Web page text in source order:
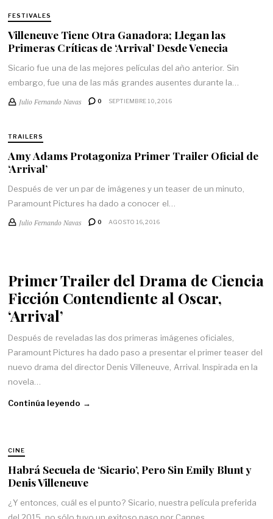
FESTIVALES
Villeneuve Tiene Otra Ganadora; Llegan las
Primeras Críticas de ‘Arrival’ Desde Venecia
Sicario fue una de las mejores películas del año anterior. Sin
embargo, fue una de las más grandes ausentes durante la…
Julio Fernando Navas 0 SEPTIEMBRE 10, 2016
TRAILERS
Amy Adams Protagoniza Primer Trailer Oficial de
‘Arrival’
Después de ver un par de imágenes y un teaser de un minuto,
Paramount Pictures ha dado a conocer el…
Julio Fernando Navas 0 AGOSTO 16, 2016
Primer Trailer del Drama de Ciencia
Ficción Contendiente al Oscar,
‘Arrival’
Después de reveladas las dos primeras imágenes oficiales,
Paramount Pictures ha dado paso a presentar el primer teaser del
nuevo drama del director Denis Villeneuve, Arrival. Inspirada en la
novela…
Continúa leyendo →
CINE
Habrá Secuela de ‘Sicario’, Pero Sin Emily Blunt y
Denis Villeneuve
¿Y entonces, cuál es el punto? Sicario, nuestra película preferida
del 2015, no sólo tuvo un exitoso paso por Cannes.…